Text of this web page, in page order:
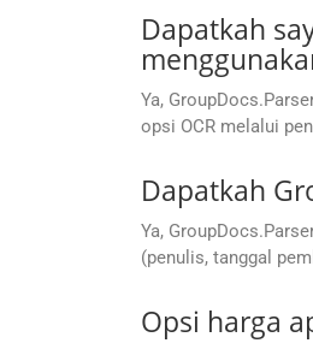
Dapatkah
Ya,
opsi OCR melalui
Dapatkah
Ya,
(penulis, tanggal
Opsi harga